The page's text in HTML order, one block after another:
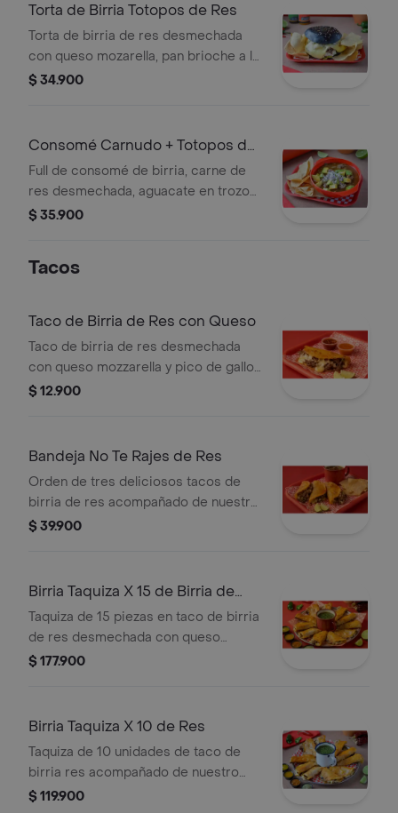
Torta de Birria Totopos de Res
Torta de birria de res desmechada
con queso mozarella, pan brioche a la
plancha, guacamole de la casa, sour
$ 34.900
Consomé Carnudo + Totopos de
Res
Full de consomé de birria, carne de
res desmechada, aguacate en trozos
y pico de gallo. Servido con totopos
$ 35.900
Tacos
Taco de Birria de Res con Queso
Taco de birria de res desmechada
con queso mozzarella y pico de gallo.
humedecido en caldo de birria a la
$ 12.900
Bandeja No Te Rajes de Res
Orden de tres deliciosos tacos de
birria de res acompañado de nuestro
tradicional consomé de birria.
$ 39.900
Birria Taquiza X 15 de Birria de
Res
Taquiza de 15 piezas en taco de birria
de res desmechada con queso
mozarella y pico de gallo. humedecido
$ 177.900
Birria Taquiza X 10 de Res
Taquiza de 10 unidades de taco de
birria res acompañado de nuestro
tradicional consomé de birria.
$ 119.900